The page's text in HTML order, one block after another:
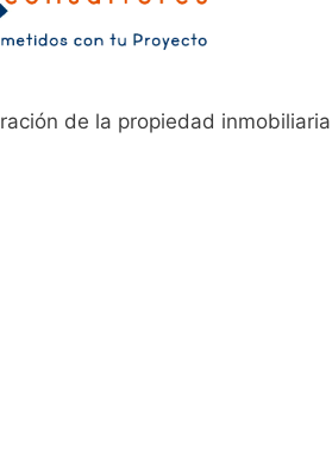
de la propiedad inmobiliaria